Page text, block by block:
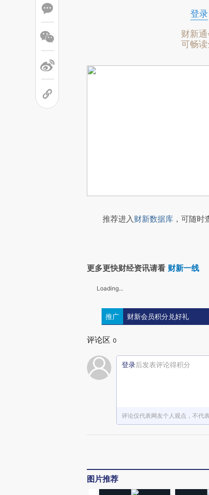
登录
财新
可畅
推荐进入财新数据库 ，可随
更多更快财经资讯请看 财新一线
Loading...
推广 财新会员积分兑好礼
评论区 0
登录后发表评论得积分
评论仅代表网友个人观点，不代
图片推荐